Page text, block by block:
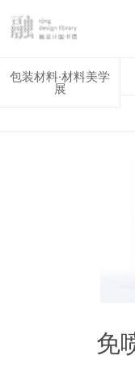
包装材料·材料美学
展
免